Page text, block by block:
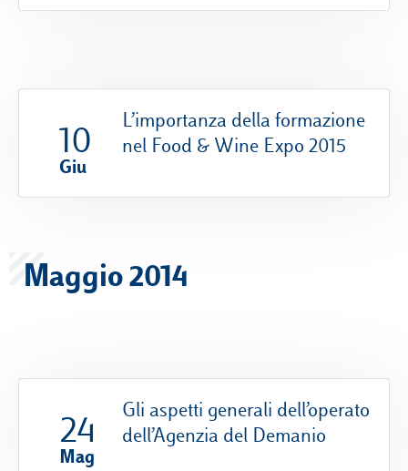
10
Giu
L’importanza della formazione
nel Food & Wine Expo 2015
Maggio 2014
24
Mag
Gli aspetti generali dell’operato
dell’Agenzia del Demanio